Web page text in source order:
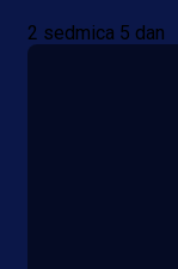
2 sedmica 5 dan